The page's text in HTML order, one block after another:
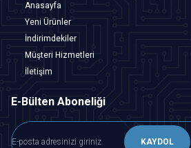
Anasayfa
Yeni Ürünler
İndirimdekiler
Müşteri Hizmetleri
İletişim
E-Bülten Aboneliği
KAYDOL